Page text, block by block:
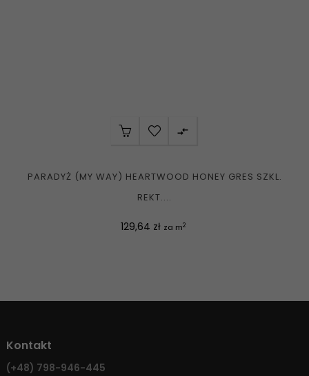

PARADYŻ (MY WAY) HEARTWOOD HONEY GRES SZKL.
REKT....
Cena
129,64 zł za m2
Kontakt
(+48) 798-946-445